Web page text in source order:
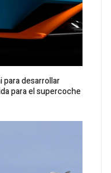
para desarrollar
para el supercoche